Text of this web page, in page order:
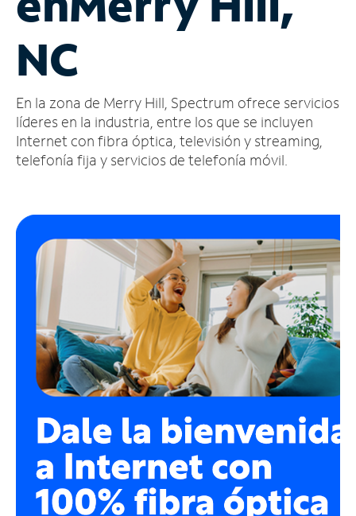
cuenta
Encuentra
tienda
NC
En la zona de Merry Hill, Spectrum ofrece servicios
líderes en la industria, entre los que se incluyen
Internet con fibra óptica, televisión y streaming,
telefonía fija y servicios de telefonía móvil.